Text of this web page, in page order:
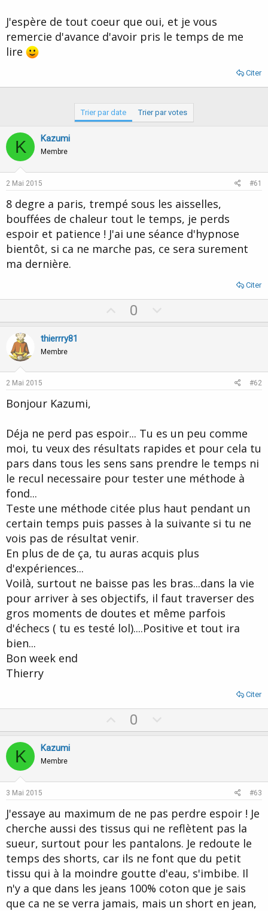
J'espère de tout coeur que oui, et je vous
remercie d'avance d'avoir pris le temps de me
lire
Citer
Trier par date Trier par votes
K Kazumi
Membre
2 Mai 2015 #61
8 degre a paris, trempé sous les aisselles,
bouffées de chaleur tout le temps, je perds
espoir et patience ! J'ai une séance d'hypnose
bientôt, si ca ne marche pas, ce sera surement
ma dernière.
Citer
p
t
0
o
v
thierrry81
Membre
2 Mai 2015 #62
Bonjour Kazumi,
Déja ne perd pas espoir... Tu es un peu comme
moi, tu veux des résultats rapides et pour cela tu
pars dans tous les sens sans prendre le temps ni
le recul necessaire pour tester une méthode à
fond...
Teste une méthode citée plus haut pendant un
certain temps puis passes à la suivante si tu ne
vois pas de résultat venir.
En plus de de ça, tu auras acquis plus
d'expériences...
Voilà, surtout ne baisse pas les bras...dans la vie
pour arriver à ses objectifs, il faut traverser des
gros moments de doutes et même parfois
d'échecs ( tu es testé lol)....Positive et tout ira
bien...
Bon week end
Thierry
Citer
p
0
o
e
K Kazumi
Membre
3 Mai 2015 #63
J'essaye au maximum de ne pas perdre espoir ! Je
cherche aussi des tissus qui ne reflètent pas la
sueur, surtout pour les pantalons. Je redoute le
temps des shorts, car ils ne font que du petit
tissu qui à la moindre goutte d'eau, s'imbibe. Il
n'y a que dans les jeans 100% coton que je sais
que ca ne se verra jamais, mais un short en jean,